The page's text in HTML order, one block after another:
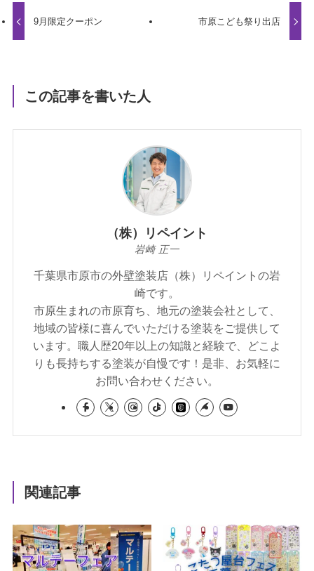
9月限定クーポン 市原こども祭り出店
この記事を書いた人
（株）リペイント
岩崎 正一
千葉県市原市の外壁塗装店（株）リペイントの岩
崎です。
市原生まれの市原育ち、地元の塗装会社として、
地域の皆様に喜んでいただける塗装をご提供して
います。職人歴20年以上の知識と経験で、どこよ
りも長持ちする塗装が自慢です！是非、お気軽に
お問い合わせください。
関連記事